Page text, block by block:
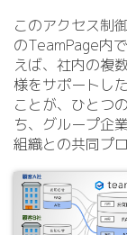
このアクセス制
のTeamPage内
えば、社内の複
様をサポートし
ことが、ひとつ
ち、グループ企
組織との共同プ